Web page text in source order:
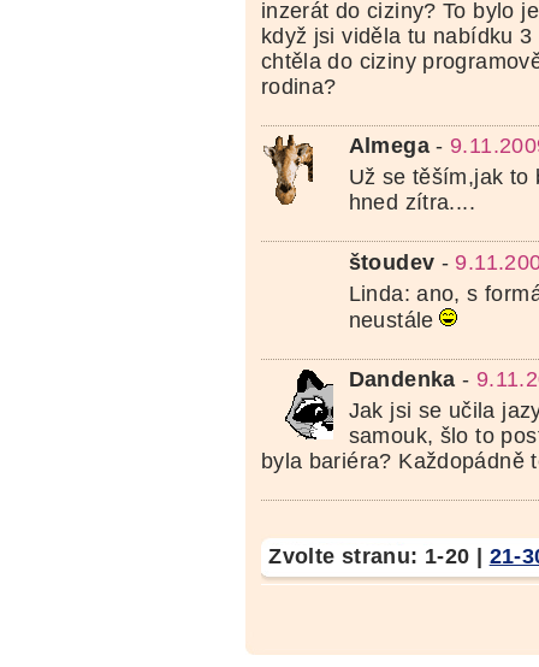
inzerát do ciziny? To bylo
když jsi viděla tu nabídku
chtěla do ciziny
rodina?
Almega-
Už se těším,jak to
hned zítra....
štoudev -
Linda: ano, s
neustále
Dandenka -
Jak jsi se učila
samouk, šlo to
byla bariéra? Každopádně
Zvolte stranu: 1-20 21-